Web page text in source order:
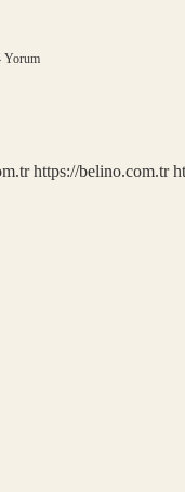
Yorum
https://belino.com.tr